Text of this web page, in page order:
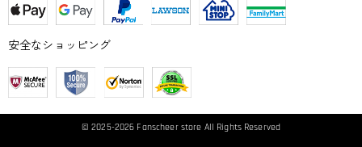
安全なショッピング
© 2025-2026 Fanscheerstore All Rights Reserved